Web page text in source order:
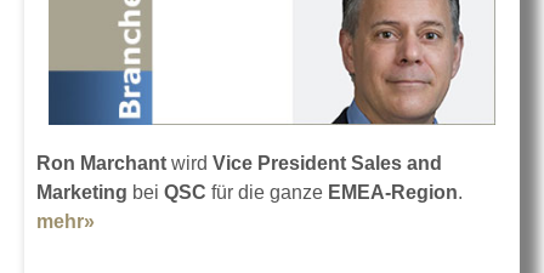
Ron Marchant wird Vice President Sales and
Marketing bei QSC für die ganze EMEA-Region.
mehr»